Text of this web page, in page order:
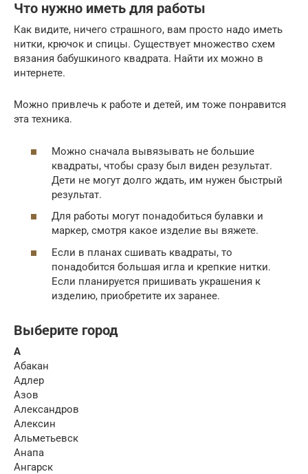
Что нужно иметь для работы
Как видите, ничего страшного, вам просто надо иметь
нитки, крючок и спицы. Существует множество схем
вязания бабушкиного квадрата. Найти их можно в
интернете.
Можно привлечь к работе и детей, им тоже понравится
эта техника.
Можно сначала вывязывать не большие
квадраты, чтобы сразу был виден результат.
Дети не могут долго ждать, им нужен быстрый
результат.
Для работы могут понадобиться булавки и
маркер, смотря какое изделие вы вяжете.
Если в планах сшивать квадраты, то
понадобится большая игла и крепкие нитки.
Если планируется пришивать украшения к
изделию, приобретите их заранее.
Выберите город
А
Абакан
Адлер
Азов
Александров
Алексин
Альметьевск
Анапа
Ангарск